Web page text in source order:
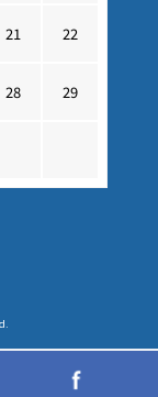
21 22
28 29